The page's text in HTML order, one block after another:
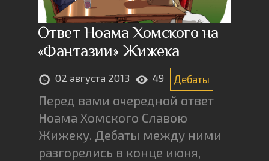
Ответ Ноама Хомского на
«Фантазии» Жижека
02 августа 2013 49 Дебаты
Перед вами очередной ответ
Ноама Хомского Славою
Жижеку. Дебаты между ними
разгорелись в конце июня,